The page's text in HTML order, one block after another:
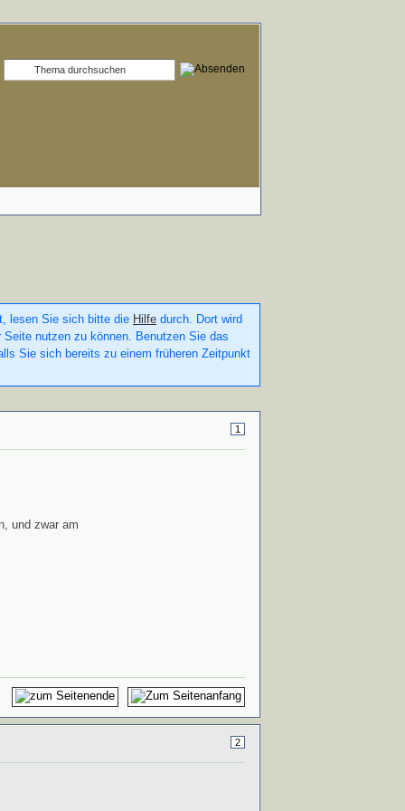
lesen Sie sich bitte die Hilfe durch. Dort wird
nutzen zu können. Benutzen Sie das
Sie sich bereits zu einem früheren Zeitpunkt
1
und zwar am
2